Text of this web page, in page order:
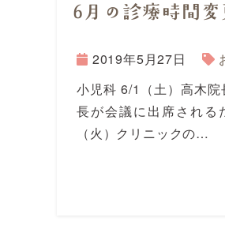
6月の診療時間
2019年5月27日
小児科 6/1（土）高木
長が会議に出席される
（火）クリニックの…